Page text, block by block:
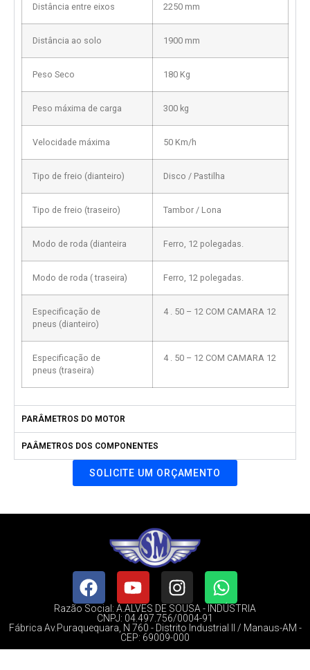
Distância entre eixos 2250 mm
Distância ao solo 1900 mm
Peso Seco 180 Kg
Peso máxima de carga 300 kg
Velocidade máxima 50 Km/h
Tipo de freio (dianteiro) Disco / Pastilha
Tipo de freio (traseiro) Tambor / Lona
Modo de roda (dianteira Ferro, 12 polegadas.
Modo de roda ( traseira) Ferro, 12 polegadas.
Especificação de
pneus (dianteiro)
4 . 50 – 12 COM CAMARA 12
Especificação de
pneus (traseira)
4 . 50 – 12 COM CAMARA 12
PARÂMETROS DO MOTOR
PAÂMETROS DOS COMPONENTES
SOLICITE UM ORÇAMENTO
Razão Social: A.ALVES DE SOUSA - INDÚSTRIA
CNPJ: 04.497.756/0004-91
Fábrica Av.Puraquequara, N 760 - Distrito Industrial II / Manaus-AM -
CEP: 69009-000